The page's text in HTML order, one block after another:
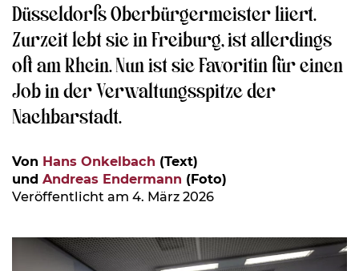
Düsseldorfs Oberbürgermeister liiert.
Zurzeit lebt sie in Freiburg, ist allerdings
oft am Rhein. Nun ist sie Favoritin für einen
Job in der Verwaltungsspitze der
Nachbarstadt.
Von Hans Onkelbach (Text)
und Andreas Endermann (Foto)
Veröffentlicht am 4. März 2026